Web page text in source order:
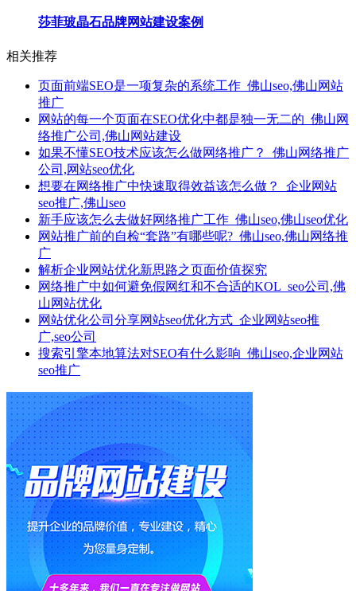
莎菲玻晶石品牌网站建设案例
相关推荐
页面前端SEO是一项复杂的系统工作_佛山seo,佛山网站
推广
网站的每一个页面在SEO优化中都是独一无二的_佛山网
络推广公司,佛山网站建设
如果不懂SEO技术应该怎么做网络推广？_佛山网络推广
公司,网站seo优化
想要在网络推广中快速取得效益该怎么做？_企业网站
seo推广,佛山seo
新手应该怎么去做好网络推广工作_佛山seo,佛山seo优化
网站推广前的自检“套路”有哪些呢?_佛山seo,佛山网络推
广
解析企业网站优化新思路之页面价值探究
网络推广​中如何避免假网红和不合适的KOL_seo公司,佛
山网站优化
网站优化公司分享网站seo优化方式_企业网站seo推
广,seo公司
搜索引擎本地算法对SEO有什么影响_佛山seo,企业网站
seo推广